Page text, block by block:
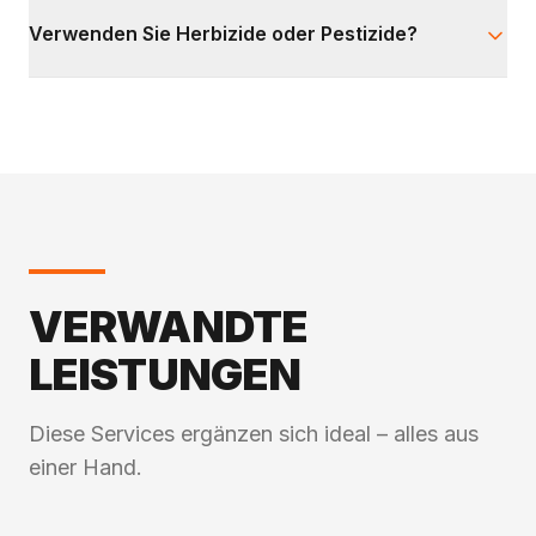
Verwenden Sie Herbizide oder Pestizide?
VERWANDTE
LEISTUNGEN
Diese Services ergänzen sich ideal – alles aus
einer Hand.